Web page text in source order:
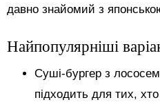
давно знайомий з
Найпопулярніші
Суші-бургер з
підходить для тих,